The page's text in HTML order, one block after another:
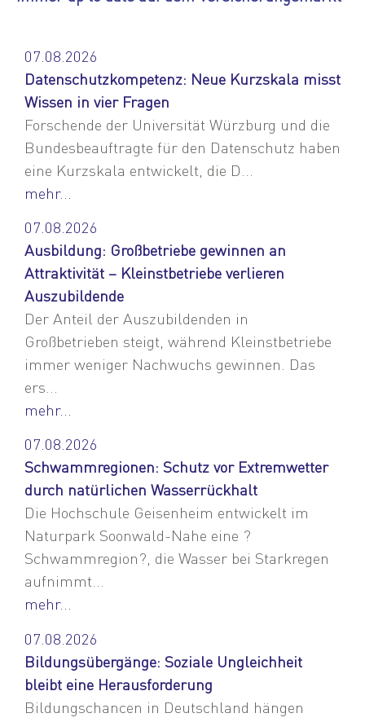
07.08.2026
Datenschutzkompetenz: Neue Kurzskala misst
Wissen in vier Fragen
Forschende der Universität Würzburg und die
Bundesbeauftragte für den Datenschutz haben
eine Kurzskala entwickelt, die D...
mehr...
07.08.2026
Ausbildung: Großbetriebe gewinnen an
Attraktivität – Kleinstbetriebe verlieren
Auszubildende
Der Anteil der Auszubildenden in
Großbetrieben steigt, während Kleinstbetriebe
immer weniger Nachwuchs gewinnen. Das
ers...
mehr...
07.08.2026
Schwammregionen: Schutz vor Extremwetter
durch natürlichen Wasserrückhalt
Die Hochschule Geisenheim entwickelt im
Naturpark Soonwald-Nahe eine ?
Schwammregion?, die Wasser bei Starkregen
aufnimmt...
mehr...
07.08.2026
Bildungsübergänge: Soziale Ungleichheit
bleibt eine Herausforderung
Bildungschancen in Deutschland hängen